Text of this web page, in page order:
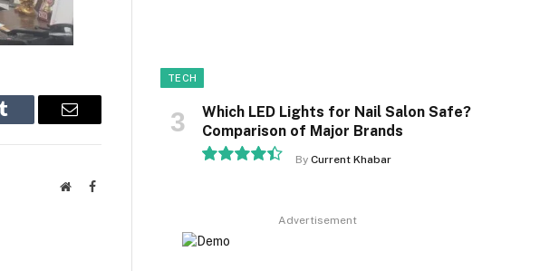
Tumblr Email
WebsiteFacebook
TECH
Which LED Lights for Nail Salon Safe?
Comparison of Major Brands
By Current Khabar
Advertisement